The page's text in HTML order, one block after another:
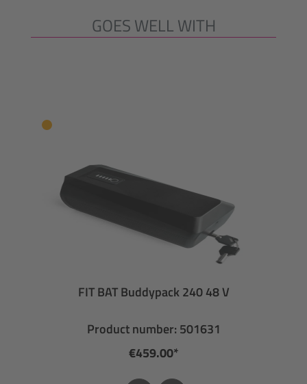
Skip product galleryGOES WELL WITH
FIT BAT Buddypack 240 48 V
Product number: 501631
€459.00*